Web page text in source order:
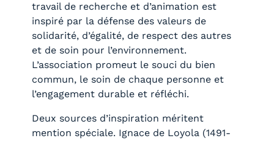
travail de recherche et d’animation est
inspiré par la défense des valeurs de
solidarité, d’égalité, de respect des autres
et de soin pour l’environnement.
L’association promeut le souci du bien
commun, le soin de chaque personne et
l’engagement durable et réfléchi.
Deux sources d’inspiration méritent
mention spéciale. Ignace de Loyola (1491-